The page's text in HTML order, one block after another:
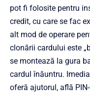
pot fi folosite pentru
credit, cu care se fac
alt mod de operare
clonării cardului este
se montează la gura
cardul înăuntru.
oferă ajutorul, află